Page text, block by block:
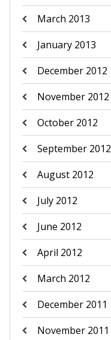
March 2013
January 2013
December 2012
November 2012
October 2012
September 2012
August 2012
July 2012
June 2012
April 2012
March 2012
December 2011
November 2011